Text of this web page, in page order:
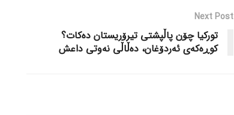
Next Post
تورکیا چۆن پاڵپشتی تیرۆریستان ده‌کات؟
کوڕه‌که‌ی ئه‌ردۆغان، ده‌ڵاڵی نه‌وتی داعش